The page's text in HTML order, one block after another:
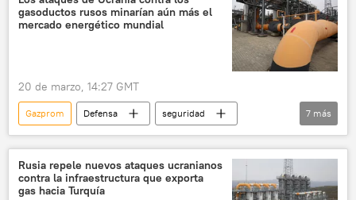
gasoductos rusos minarían aún más el
mercado energético mundial
20 de marzo, 14:27 GMT
Gazprom Defensa
seguridad
María Zajárova
Ucrania
Fuerzas Armadas de Ucrania
🛡️ Zonas de conflicto
7 más
Rusia repele nuevos ataques ucranianos
contra la infraestructura que exporta
gas hacia Turquía